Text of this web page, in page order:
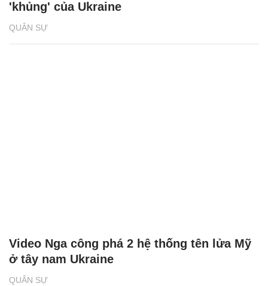
QUÂN SỰ
'khủng' của Ukraine
QUÂN SỰ
Video Nga công phá 2 hệ thống tên lửa Mỹ
ở tây nam Ukraine